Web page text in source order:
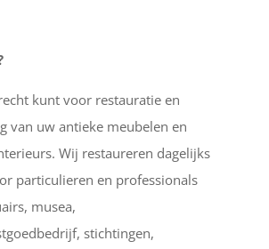
kunt voor restauratie en
van uw antieke meubelen en
Wij restaureren dagelijks
particulieren en professionals
musea,
stichtingen,